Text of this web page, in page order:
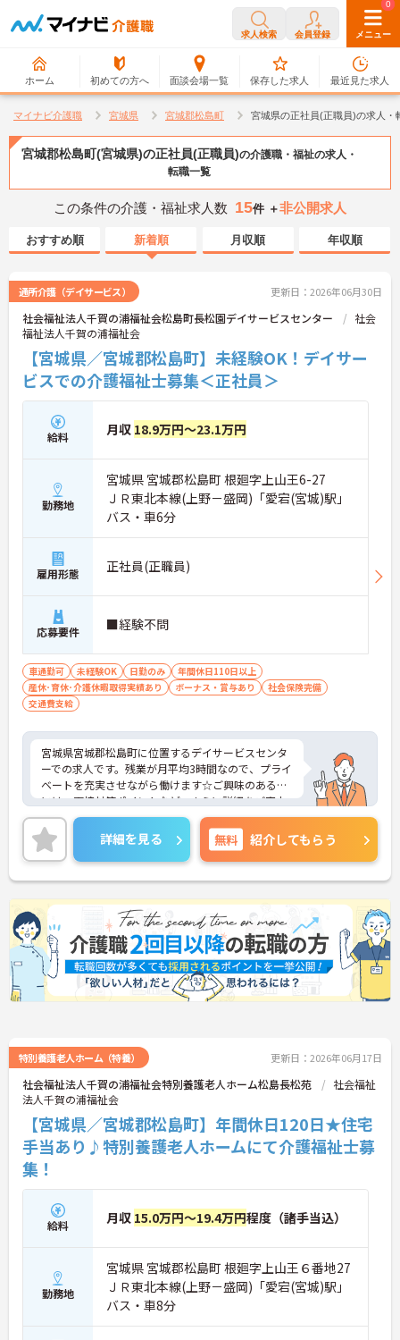
求人検索 会員登録 メニュー
ホーム 初めての方へ 面談会場一覧
0
保存した求人
0
最近見た求人
マイナビ介護職 宮城県 宮城郡松島町 宮城県の正社員(正職員)の求人・
宮城郡松島町(宮城県)の正社員(正職員)の介護職・福祉の求人・
転職一覧
この条件の介護・福祉求人数 15件 ＋非公開求人
おすすめ順 新着順 月収順 年収順
通所介護（デイサービス） 更新日：2026年06月30日
社会福祉法人千賀の浦福祉会松島町長松園デイサービスセンター
社会
福祉法人千賀の浦福祉会
【宮城県／宮城郡松島町】未経験OK！デイサー
ビスでの介護福祉士募集＜正社員＞
給料 月収 18.9万円～23.1万円
勤務地
宮城県 宮城郡松島町 根廻字上山王6-27
ＪＲ東北本線(上野－盛岡)「愛宕(宮城)駅」
バス・車6分
雇用形態 正社員(正職員)
応募要件 ■経験不問
車通勤可 未経験OK 日勤のみ
年間休日110日以上
産休･育休･介護休暇取得実績あり
ボーナス・賞与あり
社会保険完備
交通費支給
宮城県宮城郡松島町に位置するデイサービスセンタ
ーでの求人です。残業が月平均3時間なので、プライ
ベートを充実させながら働けます☆ご興味のある方
には、面接対策ポイントなど、さらに詳細をご案内
しますのでお気軽にご相談ください！
詳細を見る 無料 紹介してもらう
特別養護老人ホーム（特養） 更新日：2026年06月17日
社会福祉法人千賀の浦福祉会特別養護老人ホーム松島長松苑
社会福祉
法人千賀の浦福祉会
【宮城県／宮城郡松島町】年間休日120日★住宅
手当あり♪特別養護老人ホームにて介護福祉士募
集！
給料 月収 15.0万円～19.4万円程度（諸手当込）
勤務地
宮城県 宮城郡松島町 根廻字上山王６番地27
ＪＲ東北本線(上野－盛岡)「愛宕(宮城)駅」
バス・車8分